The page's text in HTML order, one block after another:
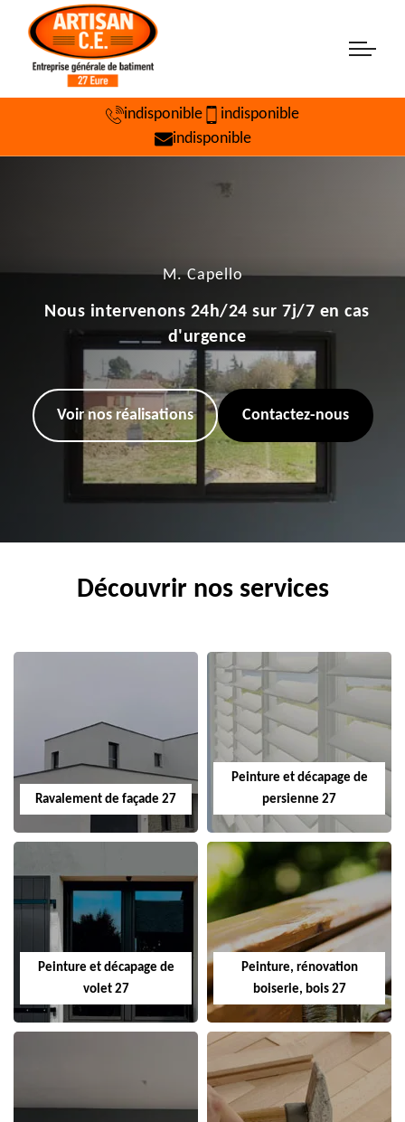
indisponible
indisponible
indisponible
M. Capello
Nous intervenons 24h/24 sur 7j/7 en cas
d'urgence
Voir nos réalisations Contactez-nous
Découvrir nos services
Ravalement de façade 27
Peinture et décapage de
persienne 27
Peinture et décapage de
volet 27
Peinture, rénovation
boiserie, bois 27